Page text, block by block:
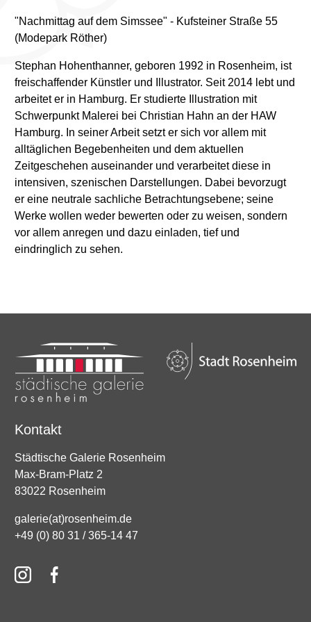
"Nachmittag auf dem Simssee" - Kufsteiner Straße 55
(Modepark Röther)
Stephan Hohenthanner, geboren 1992 in Rosenheim, ist
freischaffender Künstler und Illustrator. Seit 2014 lebt und
arbeitet er in Hamburg. Er studierte Illustration mit
Schwerpunkt Malerei bei Christian Hahn an der HAW
Hamburg. In seiner Arbeit setzt er sich vor allem mit
alltäglichen Begebenheiten und dem aktuellen
Zeitgeschehen auseinander und verarbeitet diese in
intensiven, szenischen Darstellungen. Dabei bevorzugt
er eine neutrale sachliche Betrachtungsebene; seine
Werke wollen weder bewerten oder zu weisen, sondern
vor allem anregen und dazu einladen, tief und
eindringlich zu sehen.
Kontakt
Städtische Galerie Rosenheim
Max-Bram-Platz 2
83022 Rosenheim
galerie(at)rosenheim.de
+49 (0) 80 31 / 365-14 47